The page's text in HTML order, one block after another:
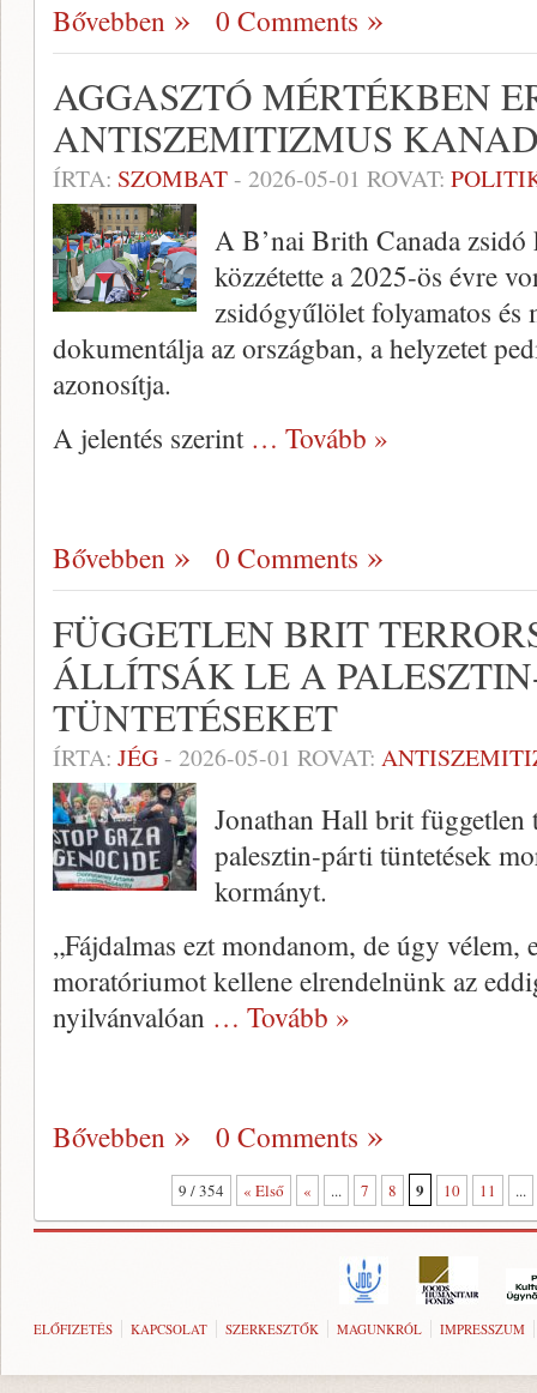
Bővebben 0 Comments
AGGASZTÓ MÉRTÉKBEN
ANTISZEMITIZMUS
ÍRTA: SZOMBAT- 2026-05-01 ROVAT:
A B’nai Brith Canada zsidó
közzétette a 2025-ös évre
zsidógyűlölet folyamatos és
dokumentálja az országban, a helyzetet
azonosítja.
A jelentés szerint … Tovább »
Bővebben 0 Comments
FÜGGETLEN BRIT
ÁLLÍTSÁK LE A
TÜNTETÉSEKET
ÍRTA: JÉG- 2026-05-01 ROVAT:
Jonathan Hall brit független
palesztin-párti tüntetések
kormányt.
„Fájdalmas ezt mondanom, de úgy
moratóriumot kellene elrendelnünk az
nyilvánvalóan … Tovább »
Bővebben 0 Comments
9 / 354 « Első « ... 7 8 9 10 11 ...
ELŐFIZETÉS KAPCSOLAT SZERKESZTŐK MAGUNKRÓL IMPRESSZUM